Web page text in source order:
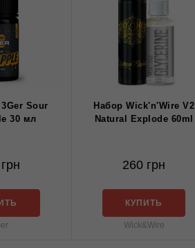
Sour
30 мл
Набор Wick'n'Wire V2
Natural Explode 60ml
260 грн
КУПИТЬ
Wick&Wire